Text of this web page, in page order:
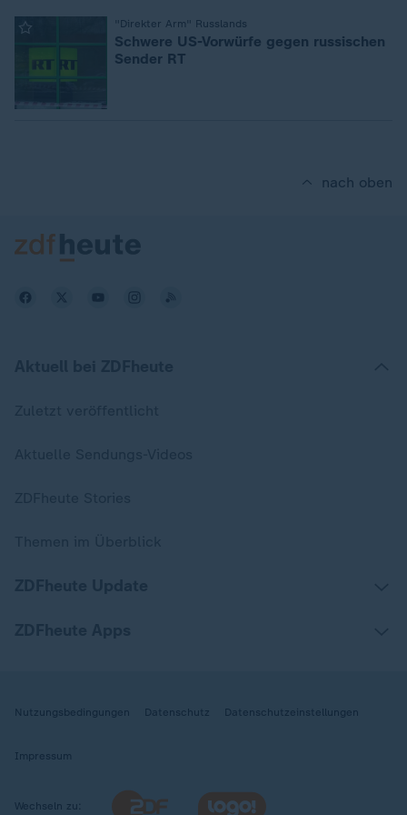
"Direkter Arm" Russlands
Schwere US-Vorwürfe gegen russischen
Sender RT
nach oben
Nutzungsbedingungen Datenschutz Datenschutzeinstellungen
Impressum
Wechseln zu: